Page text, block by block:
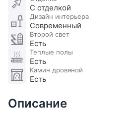
С отделкой
Дизайн интерьера
Современный
Второй свет
Есть
Теплые полы
Есть
Камин дровяной
Есть
Описание